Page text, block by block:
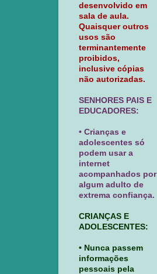
desenvolvido em
sala de aula.
Quaisquer outros
usos são
terminantemente
proibidos,
inclusive cópias
não autorizadas.
SENHORES PAIS E
EDUCADORES:
• Crianças e
adolescentes só
podem usar a
internet
acompanhados por
algum adulto de
extrema confiança.
CRIANÇAS E
ADOLESCENTES:
• Nunca passem
informações
pessoais pela